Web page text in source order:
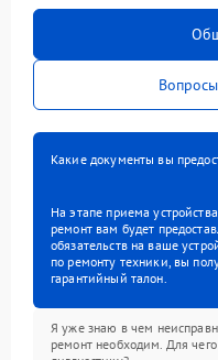
Какие документы вы
На этапе приема
ремонт вам будет
обязательств на ваше
по ремонту техники, вы
гарантийный талон.
Я уже знаю в чем
ремонт необходим. Для